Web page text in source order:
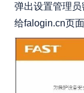
弹出设置管理
给falogin.cn页